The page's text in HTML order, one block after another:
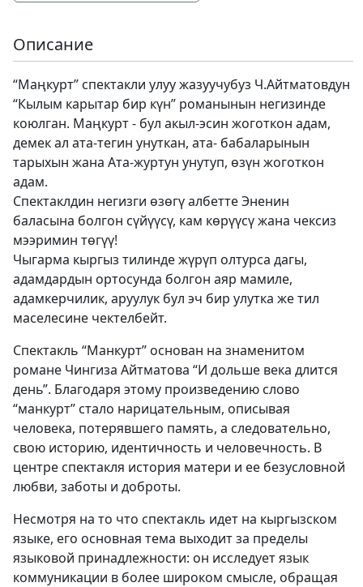
Описание
“Маңкурт” спектакли улуу жазуучубуз Ч.Айтматовдун
“Кылым карытар бир күн” романынын негизинде
коюлган. Маңкурт - бул акыл-эсин жоготкон адам,
демек ал ата-тегин унуткан, ата- бабаларынын
тарыхын жана Ата-журтун унутуп, өзүн жоготкон
адам.
Спектаклдин негизги өзөгү албетте Эненин
баласына болгон сүйүүсү, кам көрүүсү жана чексиз
мээримин төгүү!
Чыгарма кыргыз тилинде жүрүп олтурса дагы,
адамдардын ортосунда болгон аяр мамиле,
адамкерчилик, аруулук бул эч бир улутка же тил
маселесине чектелбейт.
Спектакль “Манкурт” основан на знаменитом
романе Чингиза Айтматова “И дольше века длится
день”. Благодаря этому произведению слово
“манкурт” стало нарицательным, описывая
человека, потерявшего память, а следовательно,
свою историю, идентичность и человечность. В
центре спектакля история матери и ее безусловной
любви, заботы и доброты.
Несмотря на то что спектакль идет на кыргызском
языке, его основная тема выходит за пределы
языковой принадлежности: он исследует язык
коммуникации в более широком смысле, обращая